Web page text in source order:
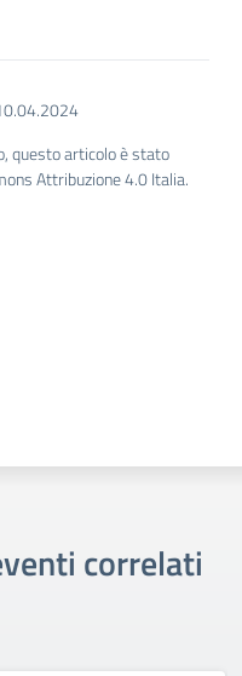
questo articolo è stato
Attribuzione 4.0 Italia.
correlati